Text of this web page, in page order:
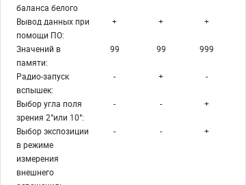
баланса белого
Вывод данных при
помощи ПО:
+ + +
Значений в
памяти:
99 99 999
Радио-запуск
вспышек:
- + -
Выбор угла поля
зрения 2°или 10°:
- - +
Выбор экспозиции
в режиме
измерения
внешнего
- - +